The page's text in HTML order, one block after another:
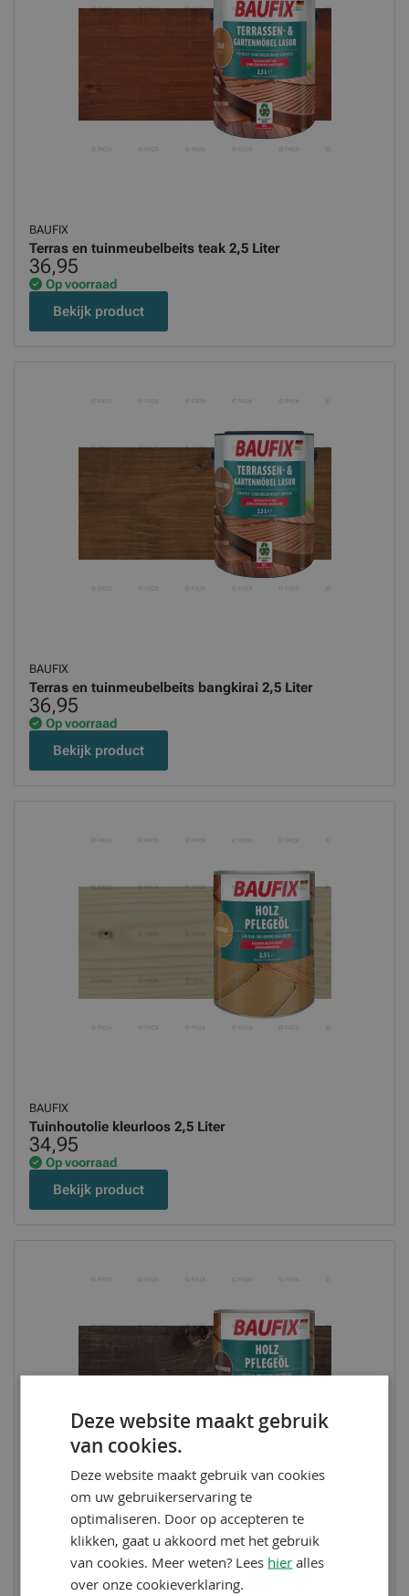
BAUFIX
Terras en tuinmeubelbeits teak 2,5 Liter
36,95
Op voorraad
Bekijk product
BAUFIX
Terras en tuinmeubelbeits bangkirai 2,5 Liter
36,95
Op voorraad
Bekijk product
BAUFIX
Tuinhoutolie kleurloos 2,5 Liter
34,95
Op voorraad
Bekijk product
Tuinhoutolie palissander 2,5 Liter
34,95
Deze website maakt gebruik
van cookies.
Deze website maakt gebruik van cookies
om uw gebruikerservaring te
optimaliseren. Door op accepteren te
klikken, gaat u akkoord met het gebruik
van cookies. Meer weten? Lees hier alles
over onze cookieverklaring.